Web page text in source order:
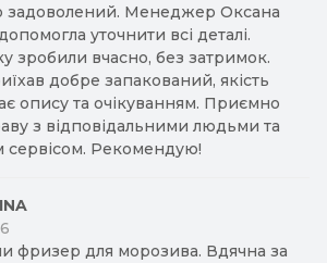
задоволений. Менеджер Оксана
уточнити всі деталі.
зробили вчасно, без затримок.
добре запакований, якість
опису та очікуванням. Приємно
з відповідальними людьми та
Рекомендую!
фризер для морозива. Вдячна за